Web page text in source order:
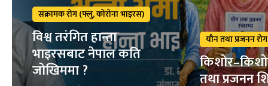
संक्रामक रोग (फ्लु, कोरोना भाइरस)
विश्व तरंगित हान्ता
भाइरसबाट नेपाल कति
जोखिममा ?
यौन तथा प्रजनन रोग
तथा प्रजनन